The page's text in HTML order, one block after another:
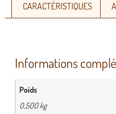
CARACTÉRISTIQUES
Informations
Poids
0,500 kg